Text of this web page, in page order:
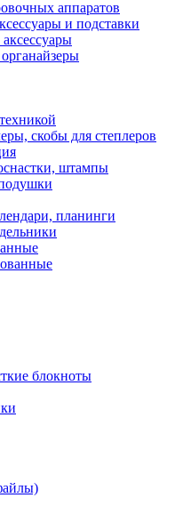
аппаратов
и подставки
скобы для степлеров
штампы
планинги
блокноты